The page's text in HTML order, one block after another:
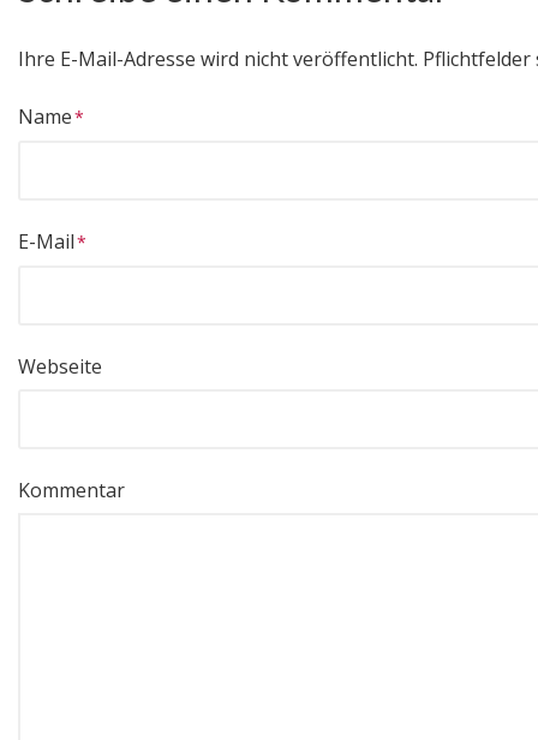
Ihre E-Mail-Adresse wird nicht veröffentlicht. Pflichtfelder
Name
E-Mail
Webseite
Kommentar